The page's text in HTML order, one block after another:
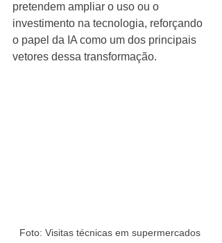
pretendem ampliar o uso ou o
investimento na tecnologia, reforçando
o papel da IA como um dos principais
vetores dessa transformação.
Foto: Visitas técnicas em supermercados